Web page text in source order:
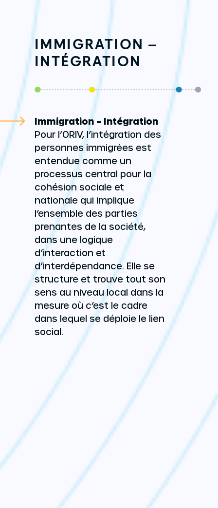
IMMIGRATION –
INTÉGRATION
Immigration – Intégration
Pour l’ORIV, l’intégration des
personnes immigrées est
entendue comme un
processus central pour la
cohésion sociale et
nationale qui implique
l’ensemble des parties
prenantes de la société,
dans une logique
d’interaction et
d’interdépendance. Elle se
structure et trouve tout son
sens au niveau local dans la
mesure où c’est le cadre
dans lequel se déploie le lien
social.